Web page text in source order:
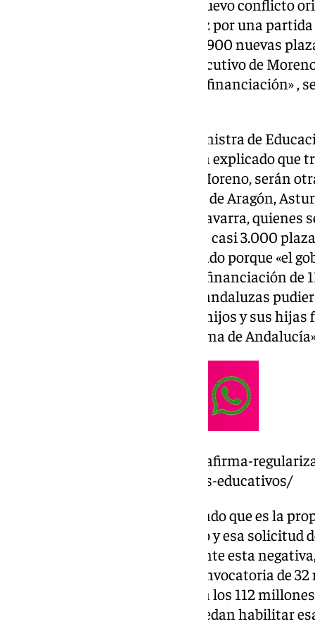
y la Junta de Andalucía, esta vez por una
destinada a poner en marcha 2.900 nuevas
públicas y gratuitas, y que el ejecutivo de
rechazado «expresamente esta financiación» ,
Así lo ha explicado la propia ministra de
, quien ha explicado que
ejecutivo que preside Juanma Moreno, serán
autónomas, concretamente las de Aragón,
Valenciana, Madrid, Murcia y Navarra, quienes
para que puedan habilitar estas casi 3.000
nueva distribución se ha realizado porque «el
ha rechazado expresamente la financiación de
permitían que 12.000 familias andaluzas
pública y gratuita para que sus hijos y sus
ancho de la comunidad autónoma de
https://www.101tv.es/la-junta-afirma-
vacantes-profesores-en-centros-educativos/
Alegría ha continuado subrayando que es la
escrito les traslada «ese rechazo y esa solicitud
millones de euros», por lo que ante esta
distribución «con una nueva convocatoria de
complementando hasta llegar a los 112
comunidades autónomas sí puedan habilitar